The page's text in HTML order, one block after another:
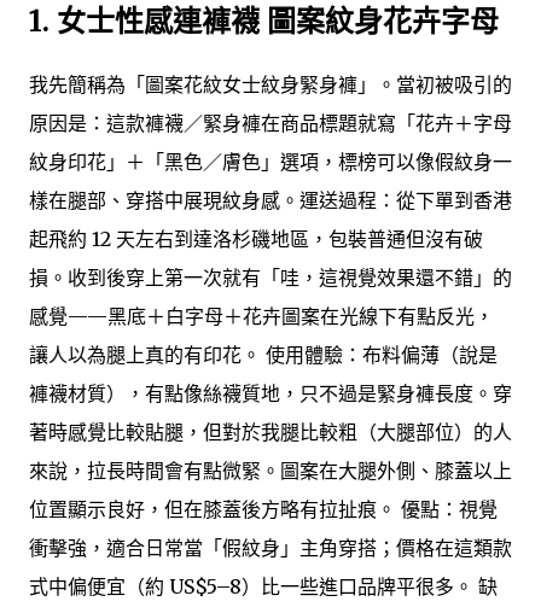
1. 女士性感連褲襪 圖案紋身花卉字母
我先簡稱為「圖案花紋女士紋身緊身褲」。當初被吸引的
原因是：這款褲襪／緊身褲在商品標題就寫「花卉＋字母
紋身印花」＋「黑色／膚色」選項，標榜可以像假紋身一
樣在腿部、穿搭中展現紋身感。運送過程：從下單到香港
起飛約 12 天左右到達洛杉磯地區，包裝普通但沒有破
損。收到後穿上第一次就有「哇，這視覺效果還不錯」的
感覺——黑底＋白字母＋花卉圖案在光線下有點反光，
讓人以為腿上真的有印花。 使用體驗：布料偏薄（說是
褲襪材質），有點像絲襪質地，只不過是緊身褲長度。穿
著時感覺比較貼腿，但對於我腿比較粗（大腿部位）的人
來說，拉長時間會有點微緊。圖案在大腿外側、膝蓋以上
位置顯示良好，但在膝蓋後方略有拉扯痕。 優點：視覺
衝擊強，適合日常當「假紋身」主角穿搭；價格在這類款
式中偏便宜（約 US$5–8）比一些進口品牌平很多。 缺